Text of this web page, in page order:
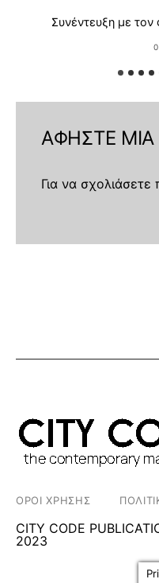
Συνέντευξη με
ΑΦΉΣΤΕ
Για να σχολιάσετε
ΟΡΟΙ ΧΡΗΣΗΣ
CITY CODE
2023